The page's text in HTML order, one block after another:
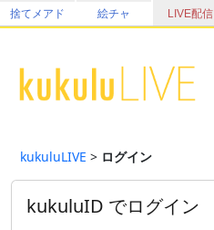
捨てメアド 絵チャ LIVE配信
kukuluLIVE > ログイン
kukuluID でログイン